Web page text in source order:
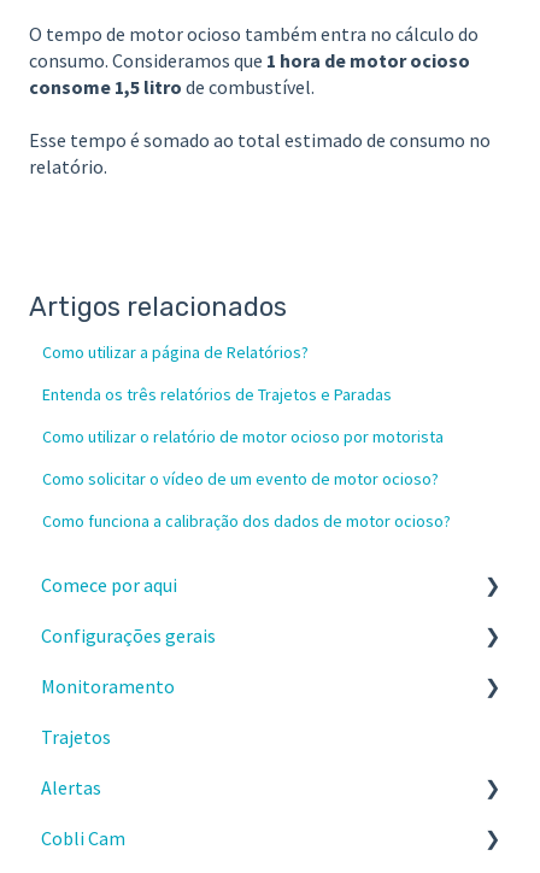
O tempo de motor ocioso também entra no cálculo do
consumo. Consideramos que 1 hora de motor ocioso
consome 1,5 litro de combustível.
Esse tempo é somado ao total estimado de consumo no
relatório.
Artigos relacionados
Como utilizar a página de Relatórios?
Entenda os três relatórios de Trajetos e Paradas
Como utilizar o relatório de motor ocioso por motorista
Como solicitar o vídeo de um evento de motor ocioso?
Como funciona a calibração dos dados de motor ocioso?
Comece por aqui
Instalação e recebimento dos dispositivos
Configure a sua conta no painel da Cobli
Primeiros passos no painel da Cobli
Faça os treinamentos sobre o painel Cobli
Informações importantes
Configurações gerais
Configurações
Celular
Gastos
Frota
Monitoramento
Painel Principal
Locais de interesse
Trajetos
Alertas
Comece por aqui
Cobli Cam